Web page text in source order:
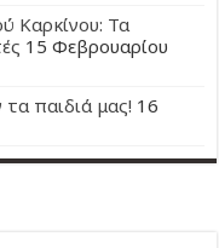
Καρκίνου: Τα
15 Φεβρουαρίου
παιδιά μας! 16